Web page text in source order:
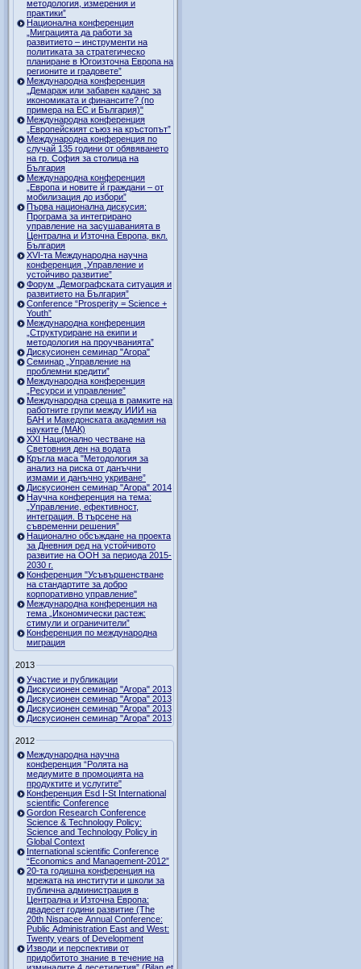
методология, измерения и
практики”
Национална конференция
„Миграцията да работи за
развитието – инструменти на
политиката за стратегическо
планиране в Югоизточна Европа на
регионите и градовете”
Международна конференция
„Демараж или забавен каданс за
икономиката и финансите? (по
примера на ЕС и България)"
Международна конференция
„Европейският съюз на кръстопът”
Международна конференция по
случай 135 години от обявяването
на гр. София за столица на
България
Международна конференция
„Европа и новите й граждани – от
мобилизация до избори”
Първа национална дискусия:
Програма за интегрирано
управление на засушаванията в
Централна и Източна Европа, вкл.
България
ХVI-та Международна научна
конференция „Управление и
устойчиво развитие”
Форум „Демографската ситуация и
развитието на България”
Conference “Prosperity = Science +
Youth”
Международна конференция
„Структуриране на екипи и
методология на проучванията”
Дискусионен семинар "Агора"
Семинар „Управление на
проблемни кредити”
Международна конференция
„Ресурси и управление”
Международна среща в рамките на
работните групи между ИИИ на
БАН и Македонската академия на
науките (МАК)
XXI Национално честване на
Световния ден на водата
Кръгла маса "Методология за
анализ на риска от данъчни
измами и данъчно укриване”
Дискусионен семинар "Агора" 2014
Научна конференция на тема:
„Управление, ефективност,
интеграция. В търсене на
съвременни решения”
Национално обсъждане на проекта
за Дневния ред на устойчивото
развитие на ООН за периода 2015-
2030 г.
Конференция "Усъвършенстване
на стандартите за добро
корпоративно управление"
Международна конференция на
тема „Икономически растеж:
стимули и ограничители”
Конференция по международна
миграция
2013
Участие и публикации
Дискусионен семинар "Агора" 2013
Дискусионен семинар "Агора" 2013
Дискусионен семинар "Агора" 2013
Дискусионен семинар "Агора" 2013
2012
Международна научна
конференция “Ролята на
медиумите в промоцията на
продуктите и услугите"
Конференция Esd I-St International
scientific Conference
Gordon Research Сonference
Science & Technology Policy:
Science and Technology Policy in
Global Context
International scientific Conference
“Economics and Management-2012”
20-та годишна конференция на
мрежата на институти и школи за
публична администрация в
Централна и Източна Европа:
двадесет години развитие (The
20th Nispacee Annual Conference:
Public Administration East and West:
Twenty years of Development
Изводи и перспективи от
придобитото знание в течение на